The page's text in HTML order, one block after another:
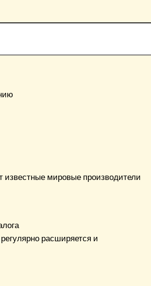
известные мировые производители
расширяется и